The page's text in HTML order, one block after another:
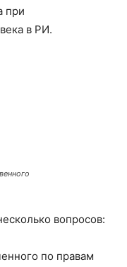
при
в РИ.
вопросов:
по правам